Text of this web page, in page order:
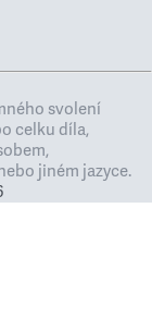
svolení
celku díla,
jiném jazyce.